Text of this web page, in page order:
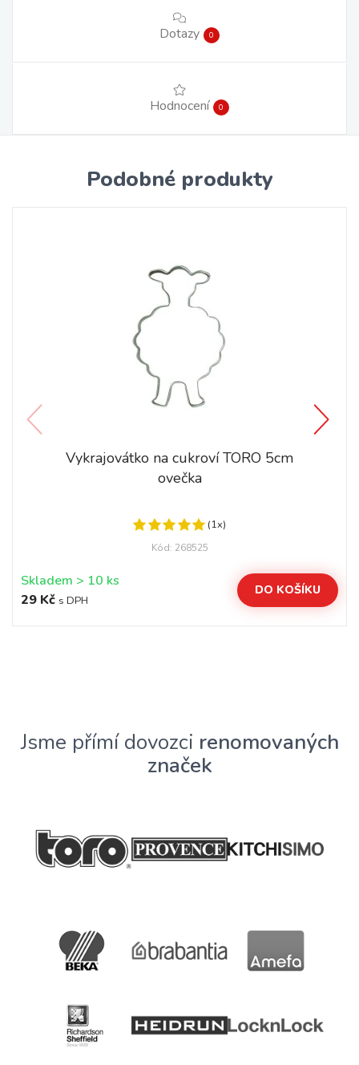
Dotazy 0
Hodnocení 0
Podobné produkty
Vykrajovátko na cukroví TORO 5cm
ovečka
(1x)
Kód: 268525
Skladem > 10 ks
29 Kč s DPH
DO KOŠÍKU
Jsme přímí dovozci renomovaných
značek